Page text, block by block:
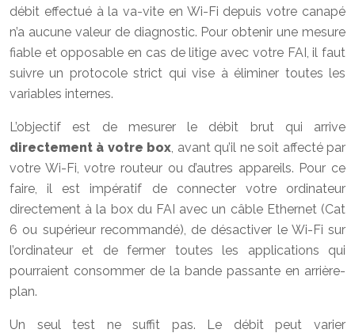
débit effectué à la va-vite en Wi-Fi depuis votre canapé
n’a aucune valeur de diagnostic. Pour obtenir une mesure
fiable et opposable en cas de litige avec votre FAI, il faut
suivre un protocole strict qui vise à éliminer toutes les
variables internes.
L’objectif est de mesurer le débit brut qui arrive
directement à votre box , avant qu’il ne soit affecté par
votre Wi-Fi, votre routeur ou d’autres appareils. Pour ce
faire, il est impératif de connecter votre ordinateur
directement à la box du FAI avec un câble Ethernet (Cat
6 ou supérieur recommandé), de désactiver le Wi-Fi sur
l’ordinateur et de fermer toutes les applications qui
pourraient consommer de la bande passante en arrière-
plan.
Un seul test ne suffit pas. Le débit peut varier